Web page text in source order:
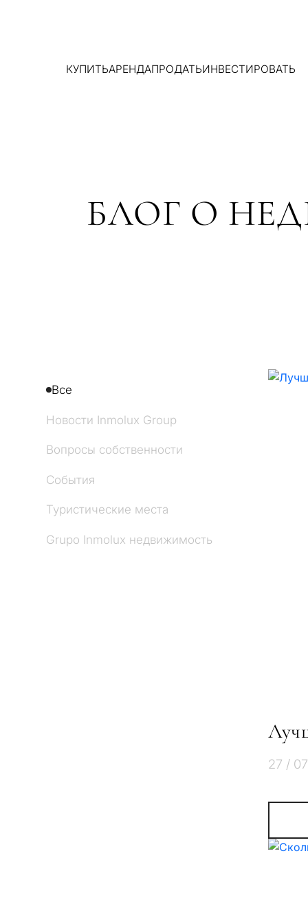
КУПИТЬАРЕНДАПРОДАТЬИНВЕСТИРОВАТЬ
БЛОГ О
Все
Новости Inmolux Group
Вопросы собственности
События
Туристические места
Grupo Inmolux недвижимость
27 /